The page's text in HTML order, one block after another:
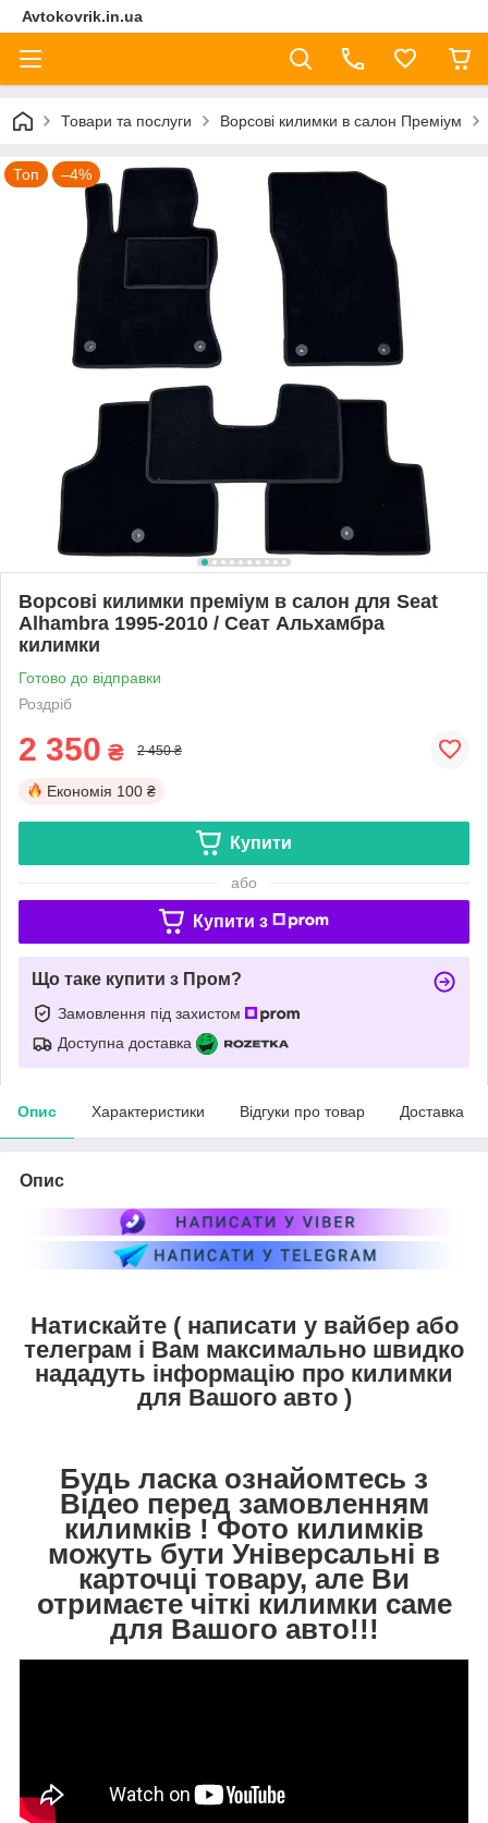
Avtokovrik.in.ua
Товари та послуги Ворсові килимки в салон Преміум
Топ –4%
Ворсові килимки преміум в салон для Seat
Alhambra 1995-2010 / Сеат Альхамбра
килимки
Готово до відправки
Роздріб
2 350 ₴ 2 450 ₴
Економія 100 ₴
Купити
або
Купити з
Що таке купити з Пром?
Замовлення під захистом
Доступна доставка
Опис Характеристики Відгуки про товар Доставка
Опис
Натискайте ( написати у вайбер або
телеграм і Вам максимально швидко
нададуть інформацію про килимки
для Вашого авто )
Будь ласка ознайомтесь з
Відео перед замовленням
килимків ! Фото килимків
можуть бути Універсальні в
карточці товару, але Ви
отримаєте чіткі килимки саме
для Вашого авто!!!